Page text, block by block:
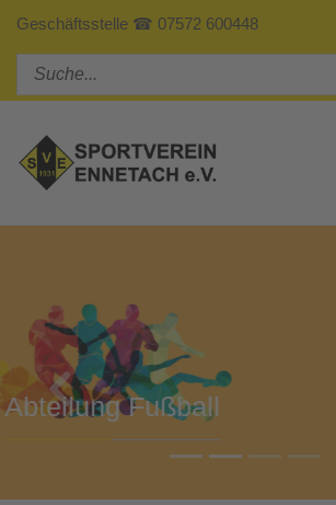
Geschäftsstelle ☎ 07572 600448
Abteilung Turnen
Previous